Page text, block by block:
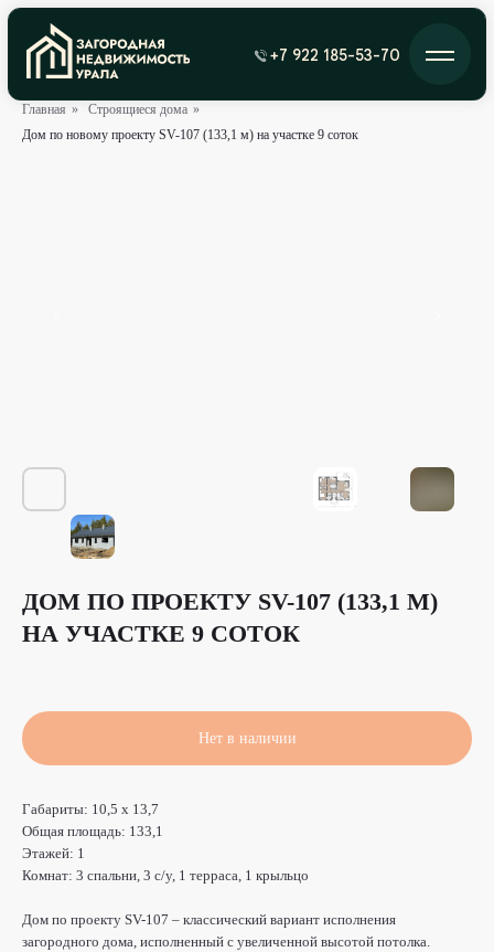
Главная » Строящиеся дома »
Дом по новому проекту SV-107 (133,1 м) на участке 9 соток
ДОМ ПО ПРОЕКТУ SV-107 (133,1 М)
НА УЧАСТКЕ 9 СОТОК
Нет в наличии
Габариты: 10,5 x 13,7
Общая площадь: 133,1
Этажей: 1
Комнат: 3 спальни, 3 с/у, 1 терраса, 1 крыльцо
Дом по проекту SV-107 – классический вариант исполнения
загородного дома, исполненный с увеличенной высотой потолка.
и подходит подльготные ипотеки
от 5%